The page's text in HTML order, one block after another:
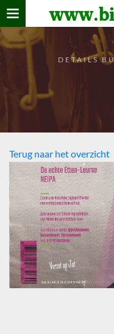
Home
verzamelen
De bierkaart
Bezoekers
DETAILS
Terug naar het overzicht